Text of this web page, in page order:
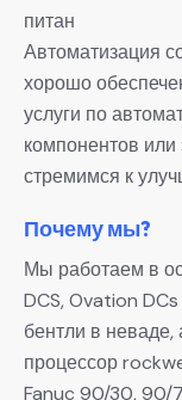
питан
Автоматизация
хорошо
услуги по
компонентов
стремимся к
Почему мы?
Мы работаем в
DCS, Ovation
бентли в неваде,
процессор
Fanuc 90/30, 90/